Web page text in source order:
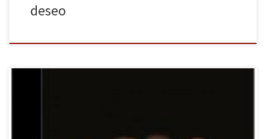
deseo
terror, nerviosismo e incluso malestar. Por ello, la silenciamos de